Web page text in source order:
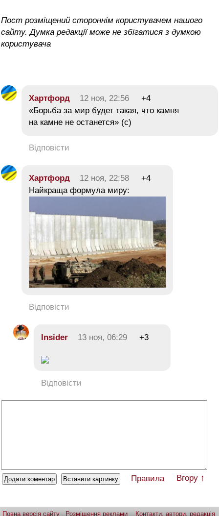
Пост розміщений стороннім користувачем нашого
сайту. Думка редакції може не збігатися з думкою
користувача
Хартфорд 12 ноя, 22:56
+4
«Борьба за мир будет такая, что камня
на камне не останется» (с)
Відповісти
Хартфорд 12 ноя, 22:58
+4
Найкраща формула миру:
Відповісти
Insider 13 ноя, 06:29 +3
Відповісти
Правила Вгору ↑
Повна версія сайту Розміщення реклами Контакти, автори, редакція